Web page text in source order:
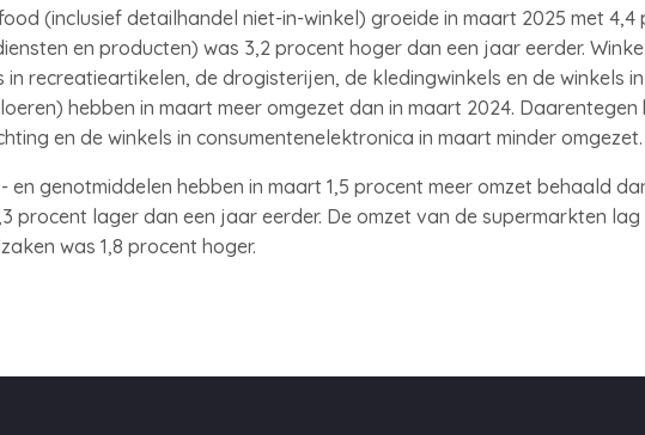
(inclusief detailhandel niet-in-winkel) groeide in maart 2025 met 4,4
en producten) was 3,2 procent hoger dan een jaar eerder.
in recreatieartikelen, de drogisterijen, de kledingwinkels en de winkels
hebben in maart meer omgezet dan in maart 2024. Daarentegen
en de winkels in consumentenelektronica in maart minder omgezet.
en genotmiddelen hebben in maart 1,5 procent meer omzet behaald
procent lager dan een jaar eerder. De omzet van de supermarkten lag
was 1,8 procent hoger.